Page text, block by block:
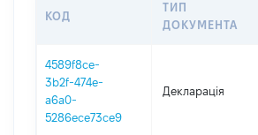
КОД
ТИП
ДОКУМЕНТА
4589f8ce-
3b2f-474e-
a6a0-
5286ece73ce9
Декларація